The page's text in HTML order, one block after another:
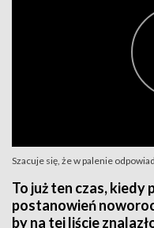
Szacuje się, że w palenie
To już ten czas, kiedy
postanowień
by na tej liście